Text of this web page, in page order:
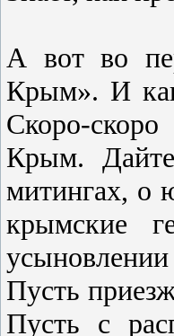
А вот во
Крым». И
Скоро-
Крым.
митингах, о
крымские
Пусть
Пусть с